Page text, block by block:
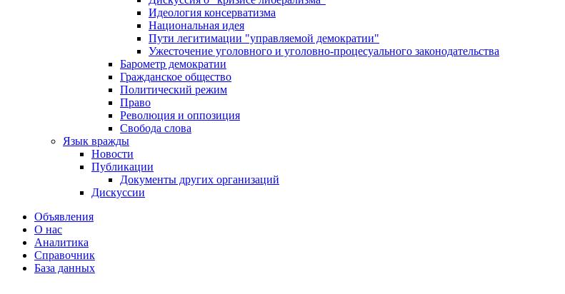
Идеология консерватизма
Национальная идея
Пути легитимации "управляемой демократии"
Ужесточение уголовного и уголовно-процесуального законодательства
Барометр демократии
Гражданское общество
Политический режим
Право
Революция и оппозиция
Свобода слова
Язык вражды
Новости
Публикации
Документы других организаций
Дискуссии
Объявления
О нас
Аналитика
Справочник
База данных